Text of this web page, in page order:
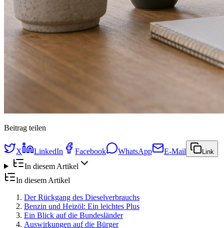
Beitrag teilen
X LinkedIn Facebook WhatsApp E-Mail Link
In diesem Artikel
In diesem Artikel
Der Rückgang des Dieselverbrauchs
Benzin und Heizöl: Ein leichtes Plus
Ein Blick auf die Bundesländer
Auswirkungen auf die Bürger